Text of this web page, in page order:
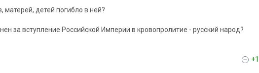
матерей, детей погибло в ней?
за вступление Российской Империи в кровопролитие - русский народ?
+1